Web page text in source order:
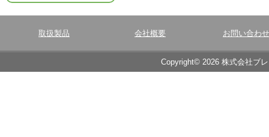
取扱製品 会社概要 お問い合わせ
Copyright© 2026 株式会社ブ